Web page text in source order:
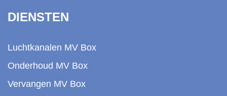
DIENSTEN
Luchtkanalen MV Box
Onderhoud MV Box
Vervangen MV Box